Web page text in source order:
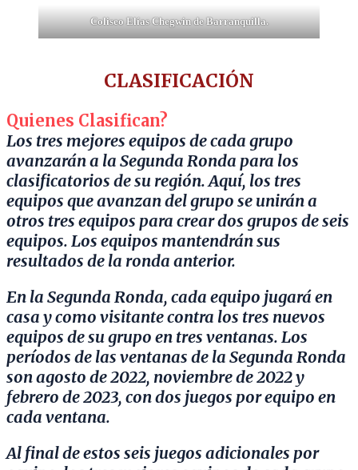
Coliseo Elías Chegwin de Barranquilla.
CLASIFICACIÓN
Quienes Clasifican?
Los tres mejores equipos de cada grupo
avanzarán a la Segunda Ronda para los
clasificatorios de su región. Aquí, los tres
equipos que avanzan del grupo se unirán a
otros tres equipos para crear dos grupos de seis
equipos. Los equipos mantendrán sus
resultados de la ronda anterior.
En la Segunda Ronda, cada equipo jugará en
casa y como visitante contra los tres nuevos
equipos de su grupo en tres ventanas. Los
períodos de las ventanas de la Segunda Ronda
son agosto de 2022, noviembre de 2022 y
febrero de 2023, con dos juegos por equipo en
cada ventana.
Al final de estos seis juegos adicionales por